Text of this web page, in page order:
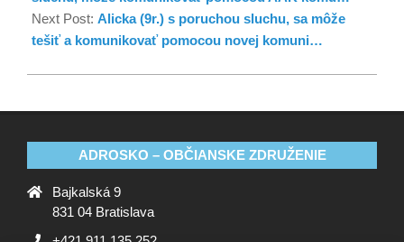
Next Post: Alicka (9r.) s poruchou sluchu, sa môže
tešiť a komunikovať pomocou novej komuni…
ADROSKO – OBČIANSKE ZDRUŽENIE
Bajkalská 9
831 04 Bratislava